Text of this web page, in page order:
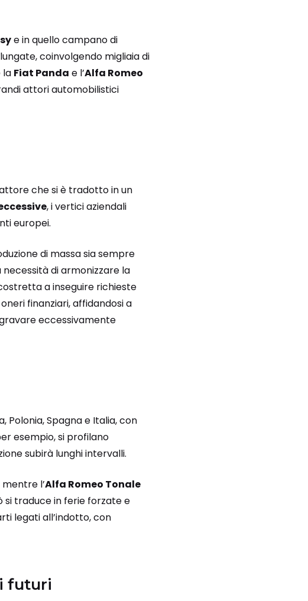
e in quello campano di
coinvolgendo migliaia di
la Fiat Panda e l’Alfa Romeo
attori automobilistici
che si è tradotto in un
, i vertici aziendali
europei.
di massa sia sempre
di armonizzare la
a inseguire richieste
finanziari, affidandosi a
eccessivamente
Polonia, Spagna e Italia, con
esempio, si profilano
subirà lunghi intervalli.
l’Alfa Romeo Tonale
si traduce in ferie forzate e
legati all’indotto, con
futuri